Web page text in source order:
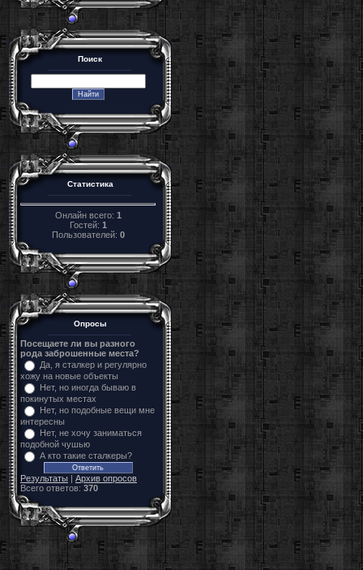
Поиск
Статистика
Онлайн всего: 1
Гостей: 1
Пользователей: 0
Опросы
Посещаете ли вы разного
рода заброшенные места?
Да, я сталкер и регулярно
хожу на новые объекты
Нет, но иногда бываю в
покинутых местах
Нет, но подобные вещи мне
интересны
Нет, не хочу заниматься
подобной чушью
А кто такие сталкеры?
Результаты | Архив опросов
Всего ответов: 370